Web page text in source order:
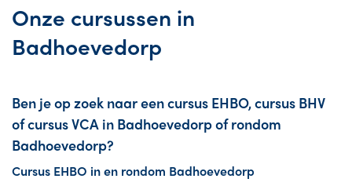
Onze cursussen in
Badhoevedorp
Ben je op zoek naar een cursus EHBO, cursus BHV
of cursus VCA in Badhoevedorp of rondom
Badhoevedorp?
Cursus EHBO in en rondom Badhoevedorp